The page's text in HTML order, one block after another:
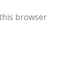
browser